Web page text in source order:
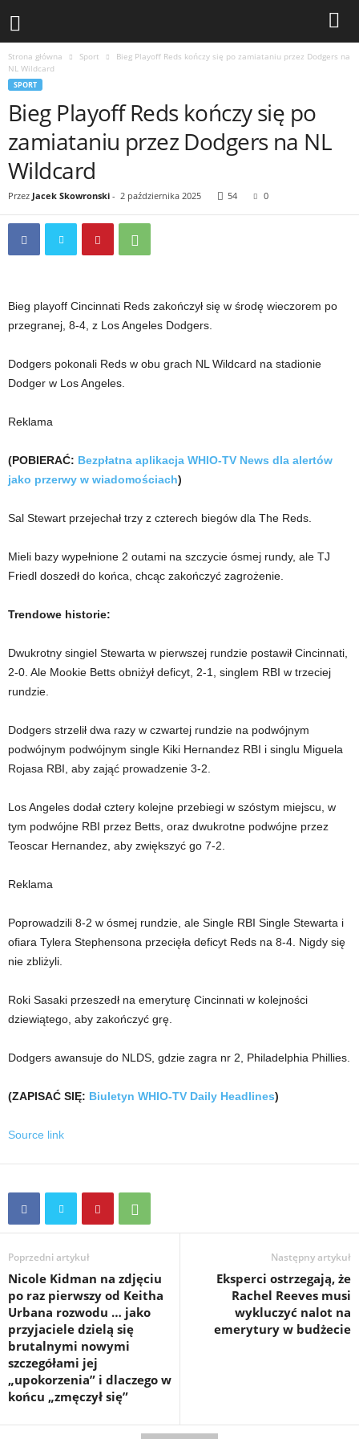
Strona główna Sport
Bieg Playoff Reds kończy się po zamiataniu przez Dodgers na
NL Wildcard
SPORT
Bieg Playoff Reds kończy się po
zamiataniu przez Dodgers na NL
Wildcard
Przez Jacek Skowronski - 2 października 2025 54 0
Bieg playoff Cincinnati Reds zakończył się w środę wieczorem po
przegranej, 8-4, z Los Angeles Dodgers.
Dodgers pokonali Reds w obu grach NL Wildcard na stadionie
Dodger w Los Angeles.
Reklama
(POBIERAĆ: Bezpłatna aplikacja WHIO-TV News dla alertów
jako przerwy w wiadomościach)
Sal Stewart przejechał trzy z czterech biegów dla The Reds.
Mieli bazy wypełnione 2 outami na szczycie ósmej rundy, ale TJ
Friedl doszedł do końca, chcąc zakończyć zagrożenie.
Trendowe historie:
Dwukrotny singiel Stewarta w pierwszej rundzie postawił Cincinnati,
2-0. Ale Mookie Betts obniżył deficyt, 2-1, singlem RBI w trzeciej
rundzie.
Dodgers strzelił dwa razy w czwartej rundzie na podwójnym
podwójnym podwójnym single Kiki Hernandez RBI i singlu Miguela
Rojasa RBI, aby zająć prowadzenie 3-2.
Los Angeles dodał cztery kolejne przebiegi w szóstym miejscu, w
tym podwójne RBI przez Betts, oraz dwukrotne podwójne przez
Teoscar Hernandez, aby zwiększyć go 7-2.
Reklama
Poprowadzili 8-2 w ósmej rundzie, ale Single RBI Single Stewarta i
ofiara Tylera Stephensona przecięła deficyt Reds na 8-4. Nigdy się
nie zbliżyli.
Roki Sasaki przeszedł na emeryturę Cincinnati w kolejności
dziewiątego, aby zakończyć grę.
Dodgers awansuje do NLDS, gdzie zagra nr 2, Philadelphia Phillies.
(ZAPISAĆ SIĘ: Biuletyn WHIO-TV Daily Headlines)
Source link
Poprzedni artykuł
Nicole Kidman na zdjęciu
po raz pierwszy od Keitha
Urbana rozwodu … jako
przyjaciele dzielą się
brutalnymi nowymi
szczegółami jej
„upokorzenia” i dlaczego w
końcu „zmęczył się”
Następny artykuł
Eksperci ostrzegają, że
Rachel Reeves musi
wykluczyć nalot na
emerytury w budżecie